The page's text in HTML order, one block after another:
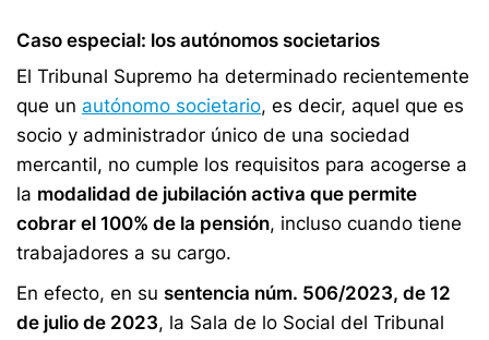
Caso especial: los autónomos societarios
El Tribunal Supremo ha determinado recientemente
que un autónomo societario, es decir, aquel que es
socio y administrador único de una sociedad
mercantil, no cumple los requisitos para acogerse a
la modalidad de jubilación activa que permite
cobrar el 100% de la pensión, incluso cuando tiene
trabajadores a su cargo.
En efecto, en su sentencia núm. 506/2023, de 12
de julio de 2023, la Sala de lo Social del Tribunal